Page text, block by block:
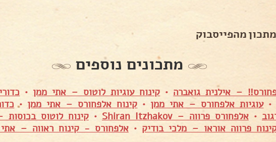
מהפייסבוק
מתכונים נוספים
– אילנית גואברה • קינוח עוגיות לוטוס – אתי ממן •
•עוגיות אלפחורס – אתי ממן • קינוח אלפחורס – אתי ממן •
•אלפחורס פרווה – Shiran Itzhakov •קינוח לוטוס
פרווה אוראו – מלכי בודיק •אלפחורס - קינוח ראווה –